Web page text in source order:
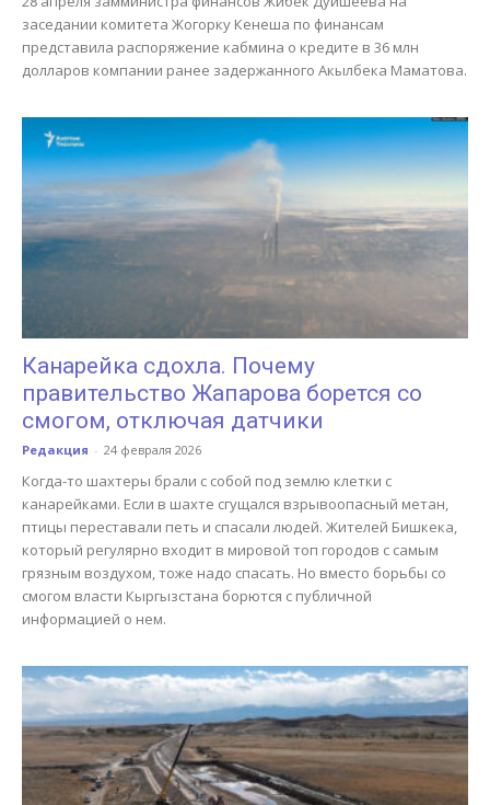
заседании комитета Жогорку Кенеша по финансам
представила распоряжение кабмина о кредите в 36 млн
долларов компании ранее задержанного Акылбека Маматова.
Канарейка сдохла. Почему
правительство Жапарова борется со
смогом, отключая датчики
Редакция - 24 февраля 2026
Когда-то шахтеры брали с собой под землю клетки с
канарейками. Если в шахте сгущался взрывоопасный метан,
птицы переставали петь и спасали людей. Жителей Бишкека,
который регулярно входит в мировой топ городов с самым
грязным воздухом, тоже надо спасать. Но вместо борьбы со
смогом власти Кыргызстана борются с публичной
информацией о нем.